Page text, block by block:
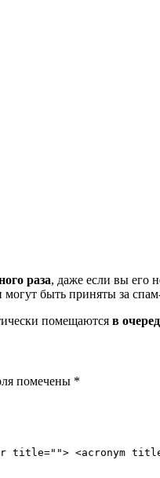
раза, даже если вы его
быть приняты за
помещаются в
помечены *
<acronym